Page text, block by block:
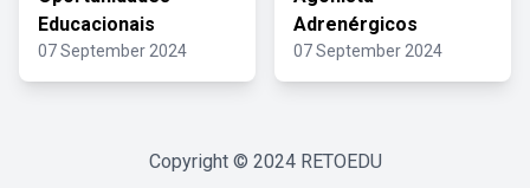
Educacionais
07 September 2024
Adrenérgicos
07 September 2024
Copyright © 2024 RETOEDU